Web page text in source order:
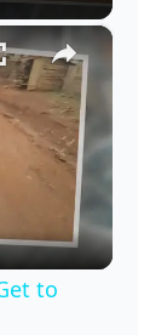
×
to